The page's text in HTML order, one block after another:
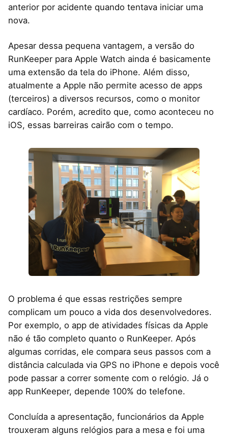
anterior por acidente quando tentava iniciar uma
nova.
Apesar dessa pequena vantagem, a versão do
RunKeeper para Apple Watch ainda é basicamente
uma extensão da tela do iPhone. Além disso,
atualmente a Apple não permite acesso de apps
(terceiros) a diversos recursos, como o monitor
cardíaco. Porém, acredito que, como aconteceu no
iOS, essas barreiras cairão com o tempo.
O problema é que essas restrições sempre
complicam um pouco a vida dos desenvolvedores.
Por exemplo, o app de atividades físicas da Apple
não é tão completo quanto o RunKeeper. Após
algumas corridas, ele compara seus passos com a
distância calculada via GPS no iPhone e depois você
pode passar a correr somente com o relógio. Já o
app RunKeeper, depende 100% do telefone.
Concluída a apresentação, funcionários da Apple
trouxeram alguns relógios para a mesa e foi uma